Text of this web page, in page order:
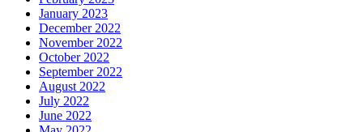
January 2023
December 2022
November 2022
October 2022
September 2022
August 2022
July 2022
June 2022